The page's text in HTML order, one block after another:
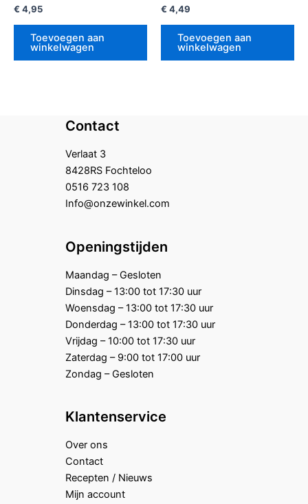
Gewaardeerd
0
uit
€ 4,95
Toevoegen aan
winkelwagen
Gewaardeerd
0
uit
€ 4,49
Toevoegen aan
winkelwagen
Contact
Verlaat 3
8428RS Fochteloo
0516 723 108
Info@onzewinkel.com
Openingstijden
Maandag – Gesloten
Dinsdag – 13:00 tot 17:30 uur
Woensdag – 13:00 tot 17:30 uur
Donderdag – 13:00 tot 17:30 uur
Vrijdag – 10:00 tot 17:30 uur
Zaterdag – 9:00 tot 17:00 uur
Zondag – Gesloten
Klantenservice
Over ons
Contact
Recepten / Nieuws
Mijn account